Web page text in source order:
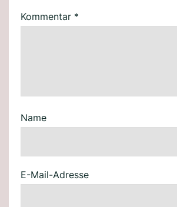
Kommentar *
Name
E-Mail-Adresse